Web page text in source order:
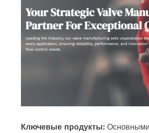
Ключевые продукты:Основными